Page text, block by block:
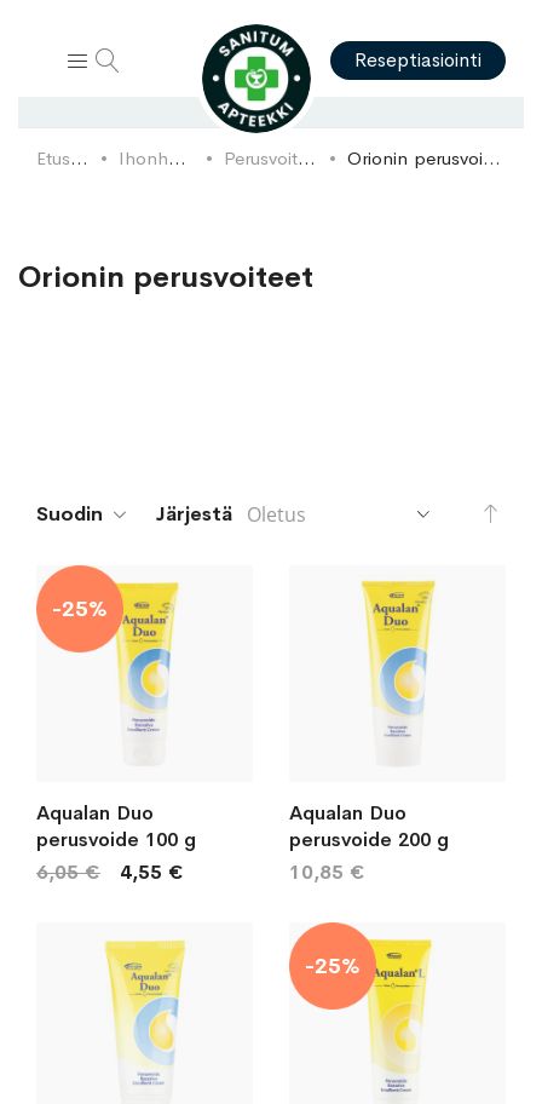
Reseptiasiointi
Etusivu Ihonhoito Perusvoiteet Orionin perusvoiteet
Orionin perusvoiteet
Suodin Järjestä
-25%
Aqualan Duo
perusvoide 100 g
4,55 €
6,05 €
Aqualan Duo
perusvoide 200 g
10,85 €
-25%